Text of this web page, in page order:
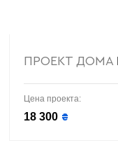
ПРОЕКТ ДОМА
Цена проекта:
18 300 ₴